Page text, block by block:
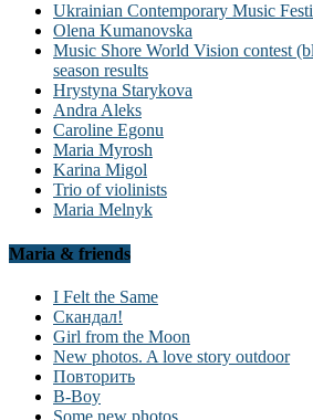
Ukrainian Contemporary Music
Olena Kumanovska
Music Shore World Vision contest
season results
Hrystyna Starykova
Andra Aleks
Caroline Egonu
Maria Myrosh
Karina Migol
Trio of violinists
Maria Melnyk
Maria & friends
I Felt the Same
Скандал!
Girl from the Moon
New photos. A love story outdoor
Повторить
B-Boy
Some new photos